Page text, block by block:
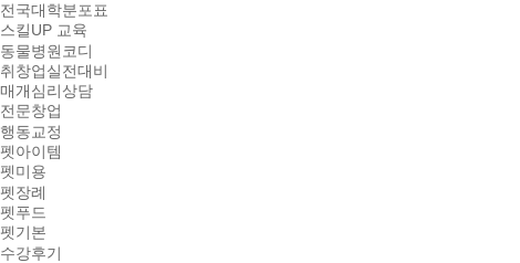
전국대학분포표
스킬UP 교육
동물병원코디
취창업실전대비
매개심리상담
전문창업
행동교정
펫아이템
펫미용
펫장례
펫푸드
펫기본
수강후기